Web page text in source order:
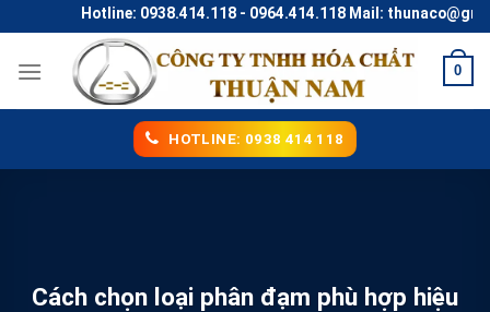
to
content
Hotline: 0938.414.118 - 0964.414.118 Mail:
0
HOTLINE: 0938 414 118
Cách chọn loại phân đạm phù hợp hiệu